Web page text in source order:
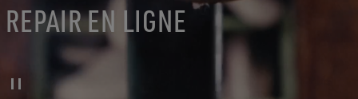
REPAIR EN LIGNE